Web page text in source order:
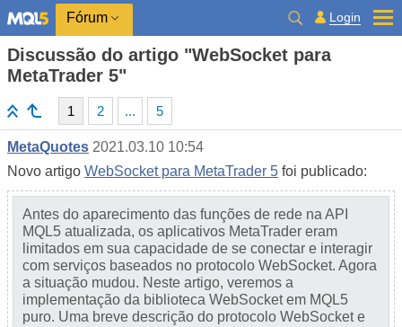
Fórum Login
Discussão do artigo "WebSocket para
MetaTrader 5"
1 2 ... 5
MetaQuotes 2021.03.10 10:54
Novo artigo WebSocket para MetaTrader 5 foi publicado:
Antes do aparecimento das funções de rede na API
MQL5 atualizada, os aplicativos MetaTrader eram
limitados em sua capacidade de se conectar e interagir
com serviços baseados no protocolo WebSocket. Agora
a situação mudou. Neste artigo, veremos a
implementação da biblioteca WebSocket em MQL5
puro. Uma breve descrição do protocolo WebSocket e